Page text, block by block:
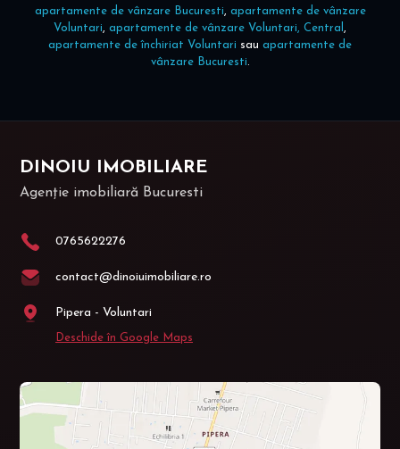
apartamente de vânzare Bucuresti, apartamente de vânzare
Voluntari, apartamente de vânzare Voluntari, Central ,
apartamente de închiriat Voluntari sau apartamente de
vânzare Bucuresti.
DINOIU IMOBILIARE
Agenție imobiliară Bucuresti
0765622276
contact@dinoiuimobiliare.ro
Pipera - Voluntari
Deschide în Google Maps